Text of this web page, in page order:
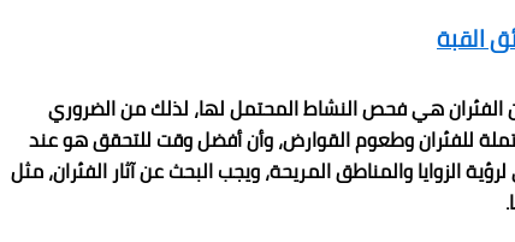
القبة
الفئران هي فحص النشاط المحتمل لها، لذلك من الضروري
للفئران وطعوم القوارض، وأن أفضل وقت للتحقق هو عند
الزوايا والمناطق المريحة، ويجب البحث عن آثار الفئران، مثل